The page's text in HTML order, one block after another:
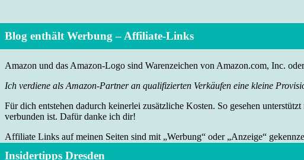
Blog enthält Werbung – Affiliate-Links
Amazon und das Amazon-Logo sind Warenzeichen von Amazon.com, Inc.
Ich verdiene als Amazon-Partner an qualifizierten Verkäufen eine kleine
Für dich entstehen dadurch keinerlei zusätzliche Kosten. So gesehen
verbunden ist. Dafür danke ich dir!
Affiliate Links auf meinen Seiten sind mit „Werbung“ oder „Anzeige“
Insidertipps Dresden